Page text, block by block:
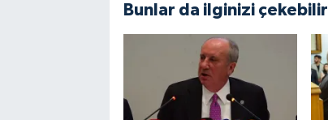
Bunlar da ilginizi çekebilir